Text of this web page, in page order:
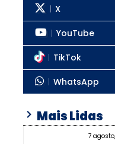
X
YouTube
TikTok
WhatsApp
Mais Lidas
7